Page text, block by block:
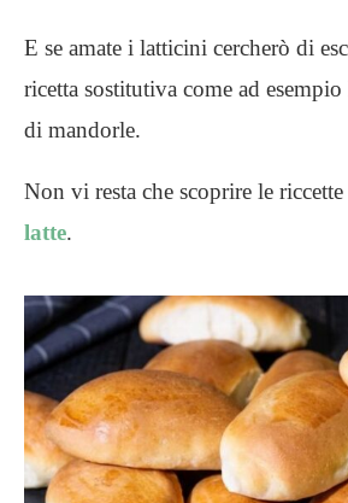
E se amate i latticini cercherò di
ricetta sostitutiva come ad
di mandorle.
Non vi resta che scoprire le riccette
latte.